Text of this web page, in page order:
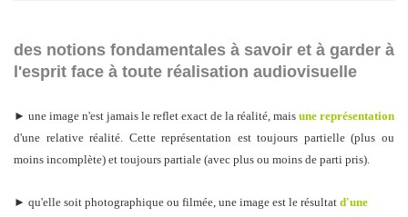
des notions fondamentales à savoir et à garder à
l'esprit face à toute réalisation audiovisuelle
► une image n'est jamais le reflet exact de la réalité, mais une représentation
d'une relative réalité. Cette représentation est toujours partielle (plus ou
moins incomplète) et toujours partiale (avec plus ou moins de parti pris).
► qu'elle soit photographique ou filmée, une image est le résultat d'une